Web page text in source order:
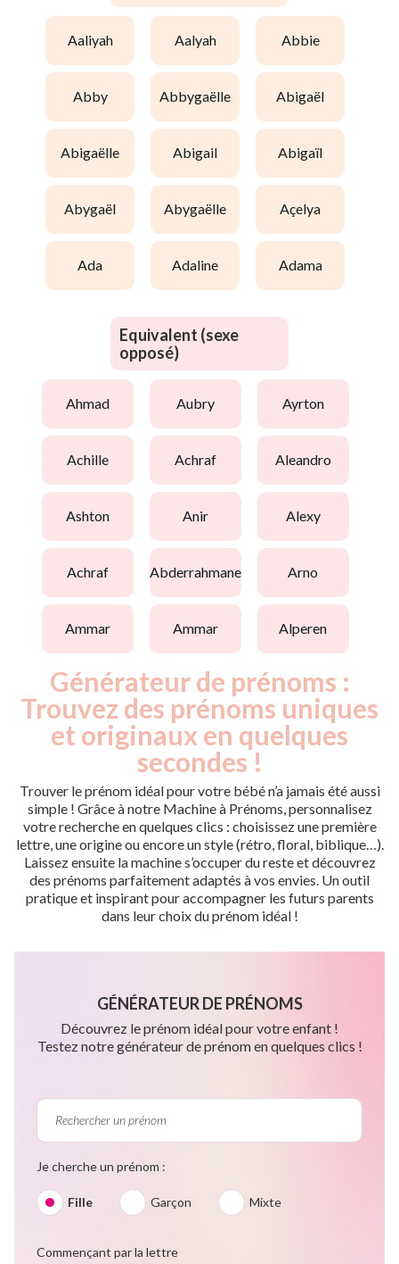
aaliyah aalyah abbie
abby abbygaëlle abigaël
abigaëlle abigail abigaïl
abygaël abygaëlle açelya
ada adaline adama
Equivalent (sexe
opposé)
ahmad aubry ayrton
achille achraf aleandro
ashton anir alexy
achraf abderrahmane arno
ammar ammar alperen
Générateur de prénoms :
Trouvez des prénoms uniques
et originaux en quelques
secondes !
Trouver le prénom idéal pour votre bébé n’a jamais été aussi
simple ! Grâce à notre Machine à Prénoms, personnalisez
votre recherche en quelques clics : choisissez une première
lettre, une origine ou encore un style (rétro, floral, biblique…).
Laissez ensuite la machine s’occuper du reste et découvrez
des prénoms parfaitement adaptés à vos envies. Un outil
pratique et inspirant pour accompagner les futurs parents
dans leur choix du prénom idéal !
GÉNÉRATEUR DE PRÉNOMS
Découvrez le prénom idéal pour votre enfant !
Testez notre générateur de prénom en quelques clics !
Je cherche un prénom :
Fille Garçon Mixte
Commençant par la lettre